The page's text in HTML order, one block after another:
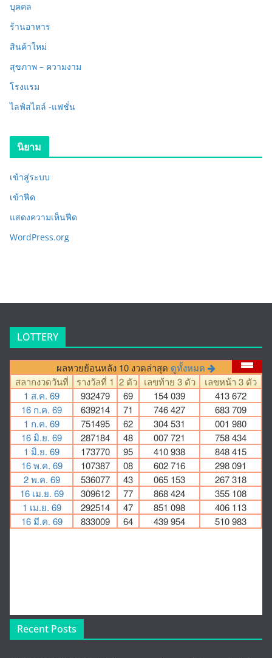
บุคคล
ร้านอาหาร
สินค้าใหม่
สุขภาพ – ความงาม
โรงแรม
ไลฟ์สไตล์ -แฟชั่น
นิยาม
เข้าสู่ระบบ
เข้าฟีด
แสดงความเห็นฟีด
WordPress.org
LOTTERY
Recent Posts